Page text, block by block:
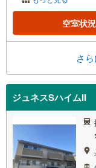
空室状
さ
ジュネスSハイムII